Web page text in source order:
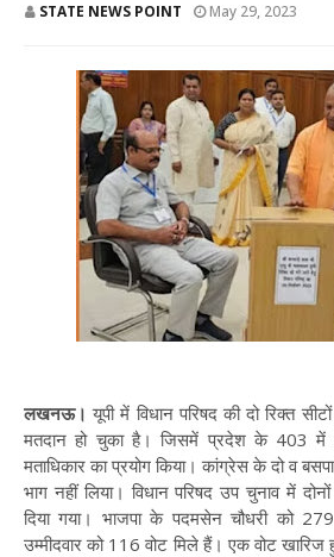
STATE NEWS POINT May 29, 2023
लखनऊ। यूपी में विधान परिषद की दो रिक्त
मतदान हो चुका है। जिसमें प्रदेश के 403
मताधिकार का प्रयोग किया। कांग्रेस के दो व
भाग नहीं लिया। विधान परिषद उप चुनाव में
दिया गया। भाजपा के पदमसेन चौधरी को
उम्मीदवार को 116 वोट मिले हैं। एक वोट